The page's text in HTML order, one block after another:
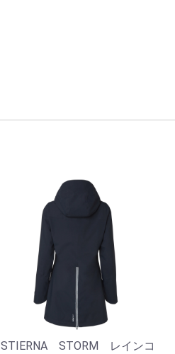
STIERNA STORM レインコ